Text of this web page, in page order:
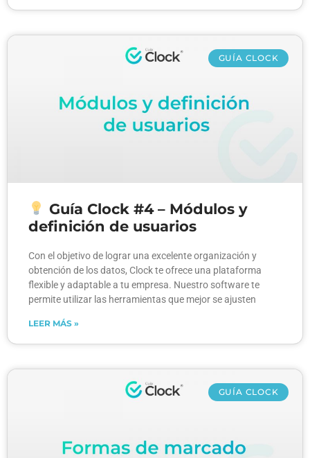
GUÍA CLOCK
Guía Clock #4 – Módulos y
definición de usuarios
Con el objetivo de lograr una excelente organización y
obtención de los datos, Clock te ofrece una plataforma
flexible y adaptable a tu empresa. Nuestro software te
permite utilizar las herramientas que mejor se ajusten
LEER MÁS »
GUÍA CLOCK